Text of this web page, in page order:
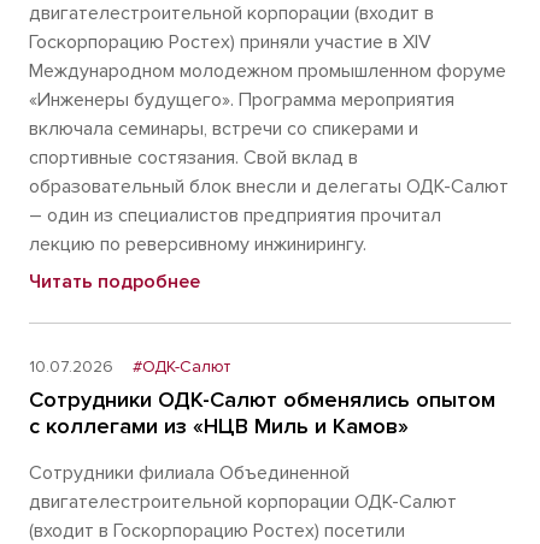
двигателестроительной корпорации (входит в
Госкорпорацию Ростех) приняли участие в XIV
Международном молодежном промышленном форуме
«Инженеры будущего». Программа мероприятия
включала семинары, встречи со спикерами и
спортивные состязания. Свой вклад в
образовательный блок внесли и делегаты ОДК-Салют
– один из специалистов предприятия прочитал
лекцию по реверсивному инжинирингу.
Читать подробнее
10.07.2026 #ОДК-Салют
Сотрудники ОДК-Салют обменялись опытом
с коллегами из «НЦВ Миль и Камов»
Сотрудники филиала Объединенной
двигателестроительной корпорации ОДК-Салют
(входит в Госкорпорацию Ростех) посетили